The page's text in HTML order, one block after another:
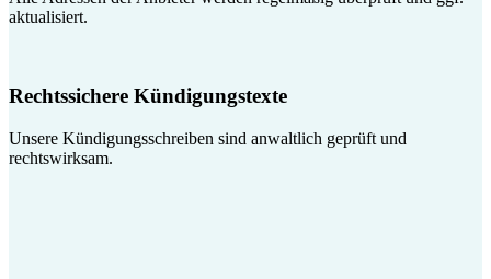
aktualisiert.
Rechtssichere Kündigungstexte
Unsere Kündigungsschreiben sind anwaltlich geprüft und
rechtswirksam.